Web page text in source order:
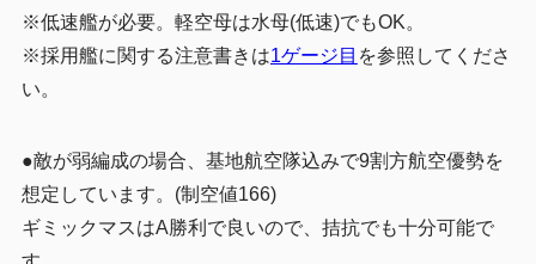
※低速艦が必要。軽空母は水母(低速)でもOK。
※採用艦に関する注意書きは1ゲージ目 を参照してくださ
い。
●敵が弱編成の場合、基地航空隊込みで9割方航空優勢を
想定しています。(制空値166)
ギミックマスはA勝利で良いので、拮抗でも十分可能で